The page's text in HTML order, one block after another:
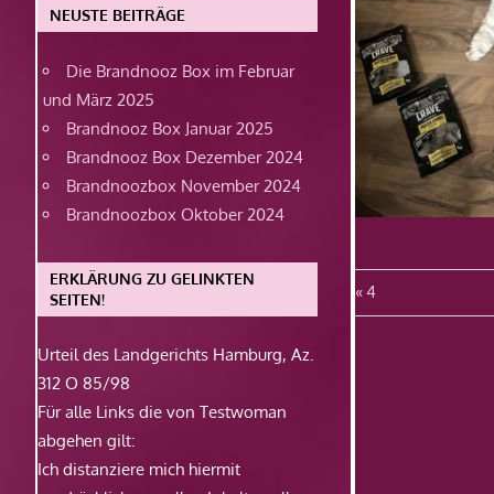
Vorheriger
Beitrag:
4
NEUSTE BEITRÄGE
Die Brandnooz Box im Februar
und März 2025
Brandnooz Box Januar 2025
Brandnooz Box Dezember 2024
Brandnoozbox November 2024
Brandnoozbox Oktober 2024
ERKLÄRUNG ZU GELINKTEN
SEITEN!
Urteil des Landgerichts Hamburg, Az.
312 O 85/98
Für alle Links die von Testwoman
abgehen gilt:
Ich distanziere mich hiermit